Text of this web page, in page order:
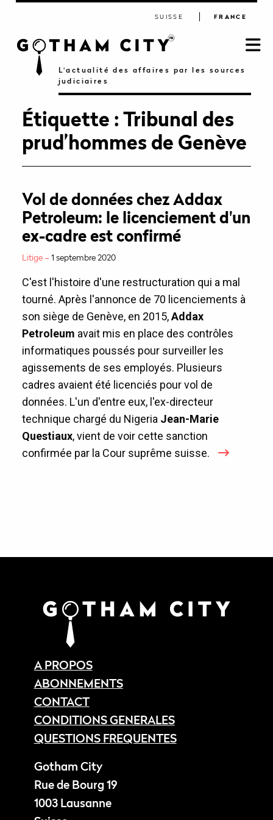
L'actualité des affaires par les sources
judiciaires
SUISSE FRANCE
Étiquette : Tribunal des
prud’hommes de Genève
Vol de données chez Addax
Petroleum: le licenciement d'un
ex-cadre est confirmé
Litige –1 septembre 2020
C'est l'histoire d'une restructuration qui a mal
tourné. Après l'annonce de 70 licenciements à
son siège de Genève, en 2015,Addax
Petroleum avait mis en place des contrôles
informatiques poussés pour surveiller les
agissements de ses employés. Plusieurs
cadres avaient été licenciés pour vol de
données. L'un d'entre eux, l'ex-directeur
technique chargé du Nigeria Jean-Marie
Questiaux, vient de voir cette sanction
confirmée par la Cour suprême suisse.
A PROPOS
ABONNEMENTS
CONTACT
CONDITIONS GENERALES
QUESTIONS FREQUENTES
Gotham City
Rue de Bourg 19
1003 Lausanne